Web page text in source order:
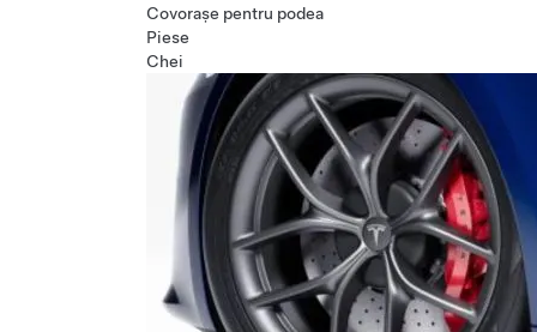
Covorașe pentru podea
Piese
Chei